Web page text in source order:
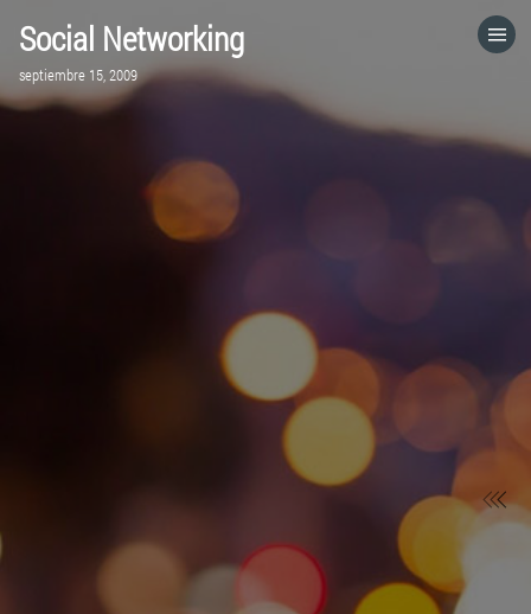
Social Networking
septiembre 15, 2009
HOME
CATEGORÍAS
IR A